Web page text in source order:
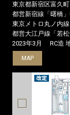
東京都新宿区富久
都営新宿線「曙橋
東京メトロ丸ノ内
都営大江戸線「若
2023年3月
RC造
MAP
MAP